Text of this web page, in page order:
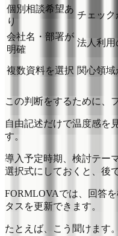
個別相談希望あ
り
チェック
会社名・部署が
明確
法人利用
複数資料を選択 関心領域
この判断をするために、
自由記述だけで温度感を
す。
導入予定時期、検討テー
選択式にしておくと、後
FORMLOVAでは、回答
タスを更新できます。
たとえば、こう聞けます。